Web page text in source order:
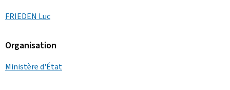
FRIEDEN Luc
Organisation
Ministère d'État